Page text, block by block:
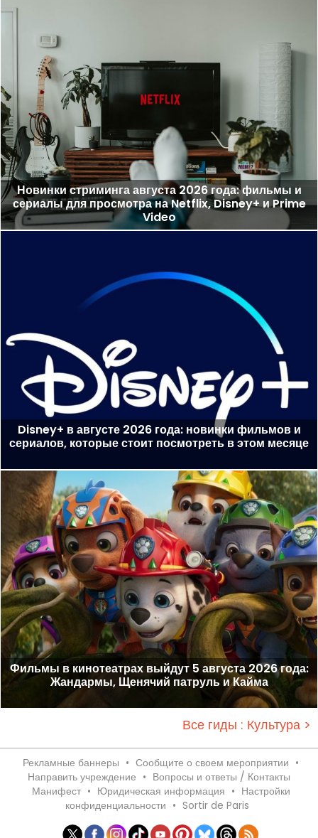
Новинки стриминга августа 2026 года: фильмы и
сериалы для просмотра на Netflix, Disney+ и Prime
Video
Disney+ в августе 2026 года: новинки фильмов и
сериалов, которые стоит посмотреть в этом месяце
Фильмы в кинотеатрах выйдут 5 августа 2026 года:
Жандармы, Щенячий патруль и Кайма
Все гиды : Культура >
Рекламные баннеры • Сообщите о своем мероприятии •
Направить учреждение • Вопросы и ответы / Контакты
Манифест • Юридическая информация • Настройки
конфиденциальности • Sortir de Paris